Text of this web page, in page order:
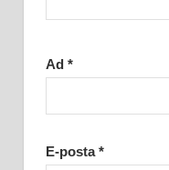
Ad *
E-posta*